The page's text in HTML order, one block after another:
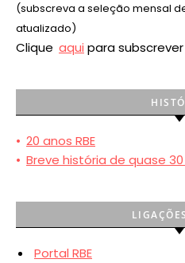
(subscreva a seleção mensal
atualizado)
Clique aqui para subscrever
• 20 anos RBE
• Breve história de quase
Portal RBE